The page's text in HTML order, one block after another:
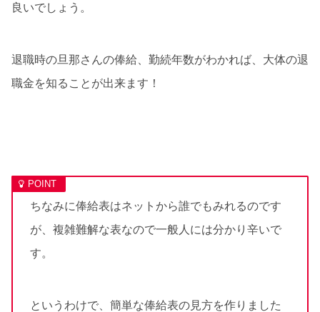
良いでしょう。
退職時の旦那さんの俸給、勤続年数がわかれば、大体の退
職金を知ることが出来ます！
ちなみに俸給表はネットから誰でもみれるのです
が、複雑難解な表なので一般人には分かり辛いで
す。
というわけで、簡単な俸給表の見方を作りました